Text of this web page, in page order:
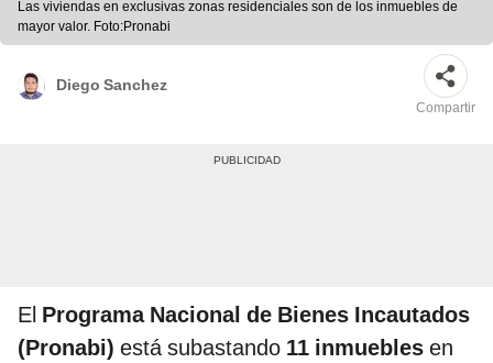
Las viviendas en exclusivas zonas residenciales son de los inmuebles de
mayor valor. Foto:Pronabi
Diego Sanchez
Compartir
El Programa Nacional de Bienes Incautados
(Pronabi) está subastando 11 inmuebles en